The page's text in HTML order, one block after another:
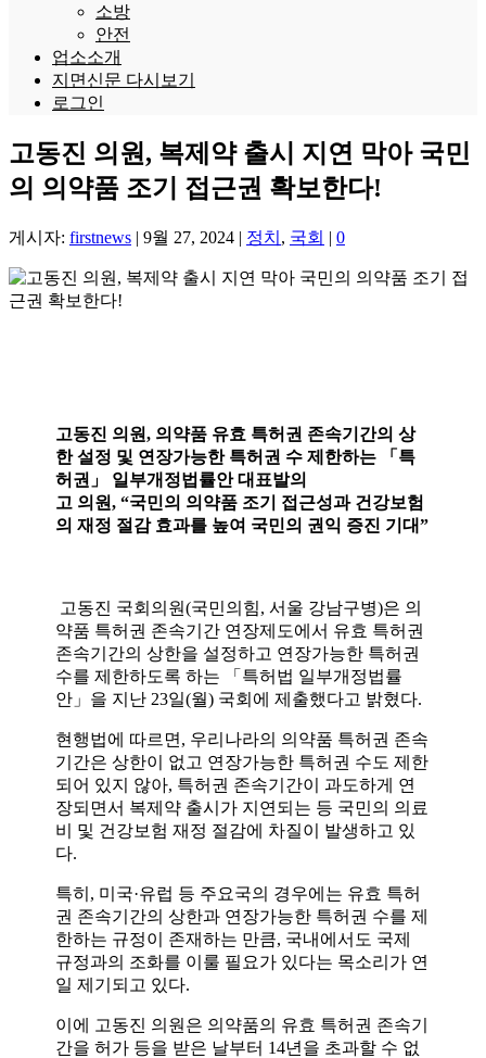
소방
안전
업소소개
지면신문 다시보기
로그인
고동진 의원, 복제약 출시 지연 막아 국민
의 의약품 조기 접근권 확보한다!
게시자: firstnews | 9월 27, 2024 | 정치 , 국회 | 0
고동진 의원, 의약품 유효 특허권 존속기간의 상
한 설정 및 연장가능한 특허권 수 제한하는 「특
허권」 일부개정법률안 대표발의
고 의원, “국민의 의약품 조기 접근성과 건강보험
의 재정 절감 효과를 높여 국민의 권익 증진 기대”
고동진 국회의원(국민의힘, 서울 강남구병)은 의
약품 특허권 존속기간 연장제도에서 유효 특허권
존속기간의 상한을 설정하고 연장가능한 특허권
수를 제한하도록 하는 「특허법 일부개정법률
안」을 지난 23일(월) 국회에 제출했다고 밝혔다.
현행법에 따르면, 우리나라의 의약품 특허권 존속
기간은 상한이 없고 연장가능한 특허권 수도 제한
되어 있지 않아, 특허권 존속기간이 과도하게 연
장되면서 복제약 출시가 지연되는 등 국민의 의료
비 및 건강보험 재정 절감에 차질이 발생하고 있
다.
특히, 미국·유럽 등 주요국의 경우에는 유효 특허
권 존속기간의 상한과 연장가능한 특허권 수를 제
한하는 규정이 존재하는 만큼, 국내에서도 국제
규정과의 조화를 이룰 필요가 있다는 목소리가 연
일 제기되고 있다.
이에 고동진 의원은 의약품의 유효 특허권 존속기
간을 허가 등을 받은 날부터 14년을 초과할 수 없